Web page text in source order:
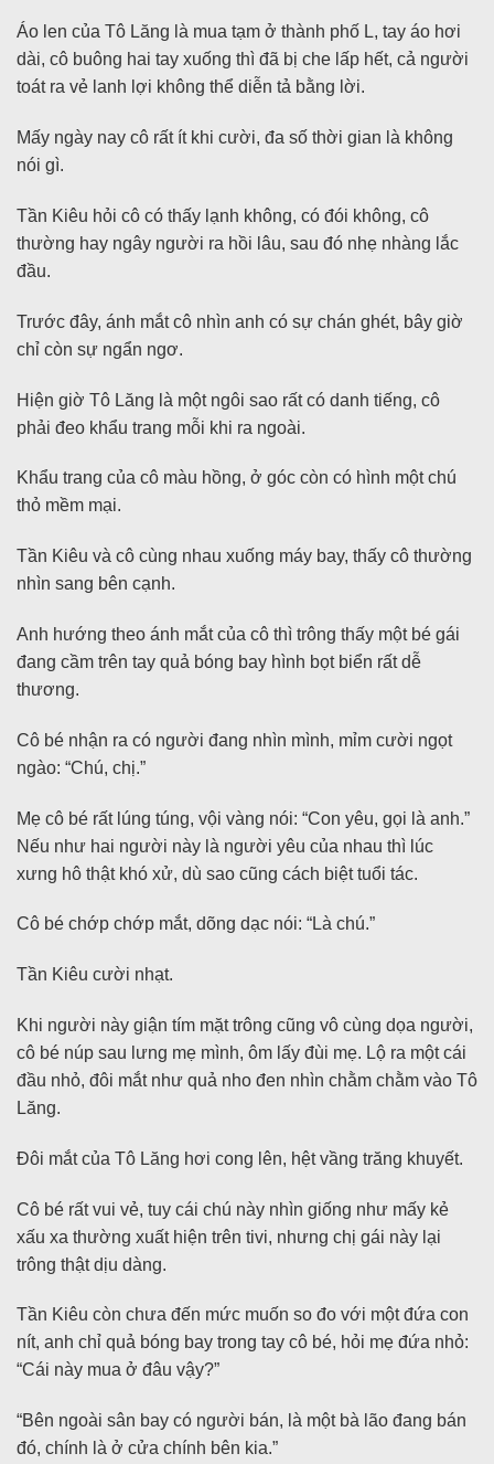
Áo len của Tô Lăng là mua tạm ở thành phố L, tay áo hơi
dài, cô buông hai tay xuống thì đã bị che lấp hết, cả người
toát ra vẻ lanh lợi không thể diễn tả bằng lời.
Mấy ngày nay cô rất ít khi cười, đa số thời gian là không
nói gì.
Tần Kiêu hỏi cô có thấy lạnh không, có đói không, cô
thường hay ngây người ra hồi lâu, sau đó nhẹ nhàng lắc
đầu.
Trước đây, ánh mắt cô nhìn anh có sự chán ghét, bây giờ
chỉ còn sự ngẩn ngơ.
Hiện giờ Tô Lăng là một ngôi sao rất có danh tiếng, cô
phải đeo khẩu trang mỗi khi ra ngoài.
Khẩu trang của cô màu hồng, ở góc còn có hình một chú
thỏ mềm mại.
Tần Kiêu và cô cùng nhau xuống máy bay, thấy cô thường
nhìn sang bên cạnh.
Anh hướng theo ánh mắt của cô thì trông thấy một bé gái
đang cầm trên tay quả bóng bay hình bọt biển rất dễ
thương.
Cô bé nhận ra có người đang nhìn mình, mỉm cười ngọt
ngào: “Chú, chị.”
Mẹ cô bé rất lúng túng, vội vàng nói: “Con yêu, gọi là anh.”
Nếu như hai người này là người yêu của nhau thì lúc
xưng hô thật khó xử, dù sao cũng cách biệt tuổi tác.
Cô bé chớp chớp mắt, dõng dạc nói: “Là chú.”
Tần Kiêu cười nhạt.
Khi người này giận tím mặt trông cũng vô cùng dọa người,
cô bé núp sau lưng mẹ mình, ôm lấy đùi mẹ. Lộ ra một cái
đầu nhỏ, đôi mắt như quả nho đen nhìn chằm chằm vào Tô
Lăng.
Đôi mắt của Tô Lăng hơi cong lên, hệt vầng trăng khuyết.
Cô bé rất vui vẻ, tuy cái chú này nhìn giống như mấy kẻ
xấu xa thường xuất hiện trên tivi, nhưng chị gái này lại
trông thật dịu dàng.
Tần Kiêu còn chưa đến mức muốn so đo với một đứa con
nít, anh chỉ quả bóng bay trong tay cô bé, hỏi mẹ đứa nhỏ:
“Cái này mua ở đâu vậy?”
“Bên ngoài sân bay có người bán, là một bà lão đang bán
đó, chính là ở cửa chính bên kia.”